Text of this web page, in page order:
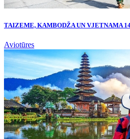
TAIZEME, KAMBODŽA UN VJETNAMA
Aviotūres